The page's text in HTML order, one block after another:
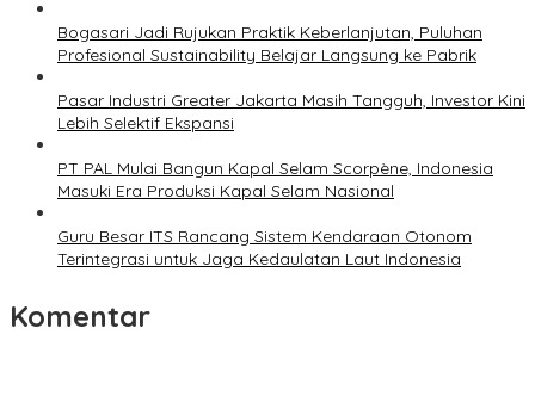
Bogasari Jadi Rujukan Praktik Keberlanjutan, Puluhan
Profesional Sustainability Belajar Langsung ke Pabrik
Pasar Industri Greater Jakarta Masih Tangguh, Investor Kini
Lebih Selektif Ekspansi
PT PAL Mulai Bangun Kapal Selam Scorpène, Indonesia
Masuki Era Produksi Kapal Selam Nasional
Guru Besar ITS Rancang Sistem Kendaraan Otonom
Terintegrasi untuk Jaga Kedaulatan Laut Indonesia
Komentar